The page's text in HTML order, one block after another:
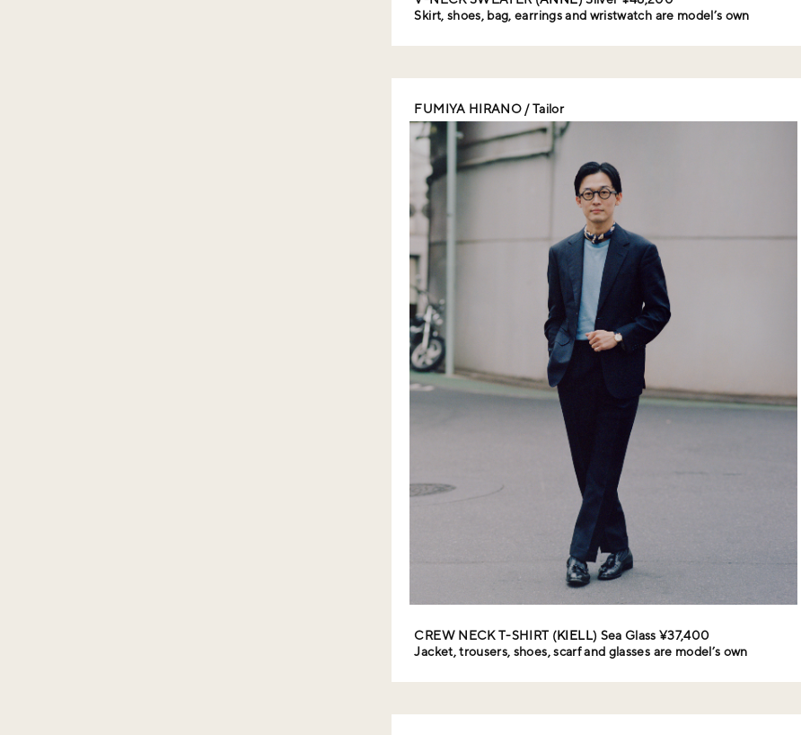
Skirt, shoes, bag, earrings and wristwatch are model’s own
FUMIYA HIRANO / Tailor
CREW NECK T-SHIRT (KIELL) Sea Glass ¥37,400
Jacket, trousers, shoes, scarf and glasses are model’s own